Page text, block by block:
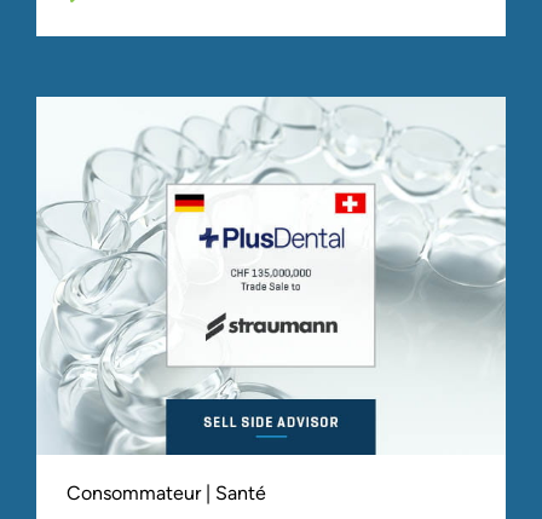
Consommateur | Santé